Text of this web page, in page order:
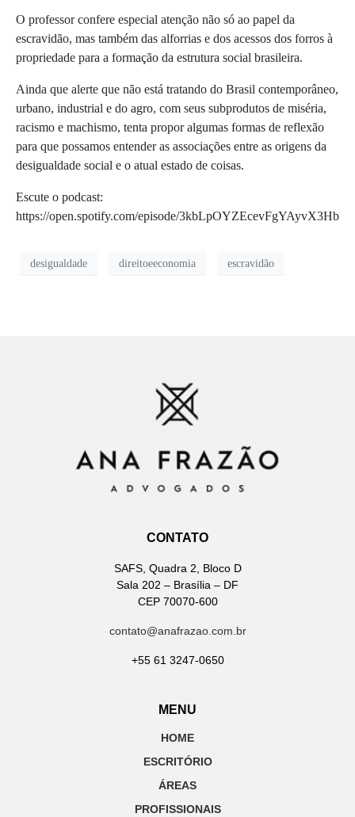
O professor confere especial atenção não só ao papel da
escravidão, mas também das alforrias e dos acessos dos forros à
propriedade para a formação da estrutura social brasileira.
Ainda que alerte que não está tratando do Brasil contemporâneo,
urbano, industrial e do agro, com seus subprodutos de miséria,
racismo e machismo, tenta propor algumas formas de reflexão
para que possamos entender as associações entre as origens da
desigualdade social e o atual estado de coisas.
Escute o podcast:
https://open.spotify.com/episode/3kbLpOYZEcevFgYAyvX3Hb
desigualdade direitoeeconomia escravidão
CONTATO
SAFS, Quadra 2, Bloco D
Sala 202 – Brasília – DF
CEP 70070-600
contato@anafrazao.com.br
+55 61 3247-0650
MENU
HOME
ESCRITÓRIO
ÁREAS
PROFISSIONAIS